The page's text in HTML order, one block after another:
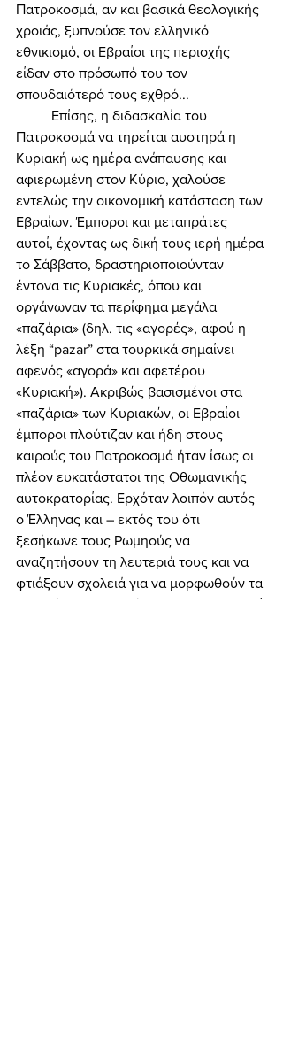
Πατροκοσμά, αν και βασικά θεολογικής
χροιάς, ξυπνούσε τον ελληνικό
εθνικισμό, οι Εβραίοι της περιοχής
είδαν στο πρόσωπό του τον
σπουδαιότερό τους εχθρό...
Πατροκοσμά να τηρείται αυστηρά η
Κυριακή ως ημέρα ανάπαυσης και
αφιερωμένη στον Κύριο, χαλούσε
εντελώς την οικονομική κατάσταση των
Εβραίων. Έμποροι και μεταπράτες
αυτοί, έχοντας ως δική τους ιερή ημέρα
το Σάββατο, δραστηριοποιούνταν
έντονα τις Κυριακές, όπου και
οργάνωναν τα περίφημα μεγάλα
«παζάρια» (δηλ. τις «αγορές», αφού η
λέξη “pazar” στα τουρκικά σημαίνει
αφενός «αγορά» και αφετέρου
«Κυριακή»). Ακριβώς βασισμένοι στα
«παζάρια» των Κυριακών, οι Εβραίοι
έμποροι πλούτιζαν και ήδη στους
καιρούς του Πατροκοσμά ήταν ίσως οι
πλέον ευκατάστατοι της Οθωμανικής
αυτοκρατορίας. Ερχόταν λοιπόν αυτός
ο Έλληνας και – εκτός του ότι
ξεσήκωνε τους Ρωμηούς να
αναζητήσουν τη λευτεριά τους και να
φτιάξουν σχολειά για να μορφωθούν τα